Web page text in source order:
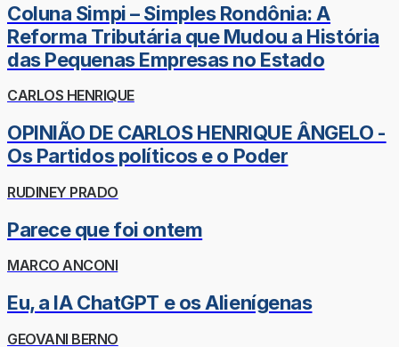
Coluna Simpi – Simples Rondônia: A
Reforma Tributária que Mudou a História
das Pequenas Empresas no Estado
CARLOS HENRIQUE
OPINIÃO DE CARLOS HENRIQUE ÂNGELO -
Os Partidos políticos e o Poder
RUDINEY PRADO
Parece que foi ontem
MARCO ANCONI
Eu, a IA ChatGPT e os Alienígenas
GEOVANI BERNO